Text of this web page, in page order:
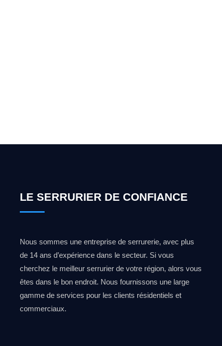
LE SERRURIER DE CONFIANCE
Nous sommes une entreprise de serrurerie, avec plus
de 14 ans d’expérience dans le secteur. Si vous
cherchez le meilleur serrurier de votre région, alors vous
êtes dans le bon endroit. Nous fournissons une large
gamme de services pour les clients résidentiels et
commerciaux.